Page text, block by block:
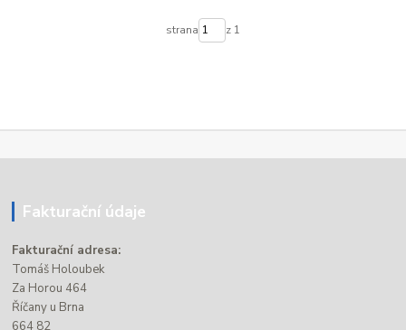
strana z 1
Fakturační údaje
Fakturační adresa:
Tomáš Holoubek
Za Horou 464
Říčany u Brna
664 82